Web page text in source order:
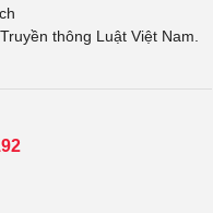
thông Luật Việt Nam.